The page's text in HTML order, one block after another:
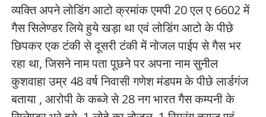
व्यक्ति अपने लोडिंग आटो क्रमांक एमपी 20 एल ए 6602 में
गैस सिलेण्डर लिये हुये खड़ा था एवं लोडिंग आटो के पीछे
छिपकर एक टंकी से दूसरी टंकी में नोजल पाईप से गैस भर
रहा था, जिसने नाम पता पूछने पर अपना नाम सुनील
कुशवाहा उम्र 48 वर्ष निवासी गणेश मंडपम के पीछे लार्डगंज
बताया , आरोपी के कब्जे से 28 नग भारत गैस कम्पनी के